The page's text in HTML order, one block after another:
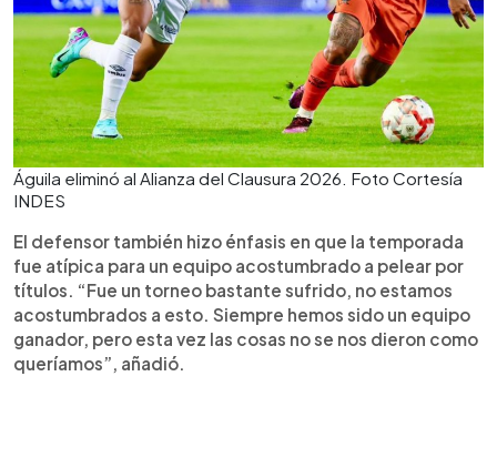
Águila eliminó al Alianza del Clausura 2026. Foto Cortesía
INDES
El defensor también hizo énfasis en que la temporada
fue atípica para un equipo acostumbrado a pelear por
títulos. “Fue un torneo bastante sufrido, no estamos
acostumbrados a esto. Siempre hemos sido un equipo
ganador, pero esta vez las cosas no se nos dieron como
queríamos”, añadió.